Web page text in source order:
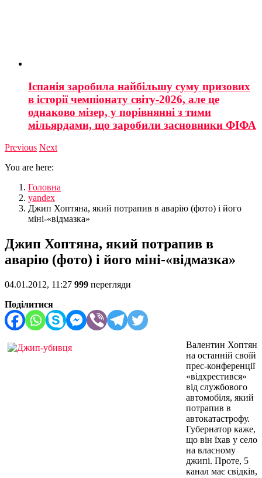
Іспанія заробила найбільшу суму призових
в історії чемпіонату світу-2026, але це
однаково мізер, у порівнянні з тими
мільярдами, що заробили засновники ФІФА
Previous Next
You are here:
Головна
yandex
Джип Хоптяна, який потрапив в аварію (фото) і його
міні-«відмазка»
Джип Хоптяна, який потрапив в
аварію (фото) і його міні-«відмазка»
04.01.2012, 11:27 999 перегляди
Поділитися
Валентин Хоптян
на останній своїй
прес-конференції
«відхрестився»
від службового
автомобіля, який
потрапив в
автокатастрофу.
Губернатор каже,
що він їхав у село
на власному
джипі. Проте, 5
канал має свідків,